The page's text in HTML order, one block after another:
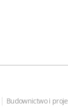
| Budownictwo i